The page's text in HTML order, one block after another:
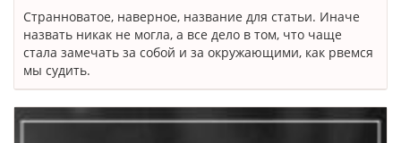
Странноватое, наверное, название для статьи. Иначе
назвать никак не могла, а все дело в том, что чаще
стала замечать за собой и за окружающими, как рвемся
мы судить.